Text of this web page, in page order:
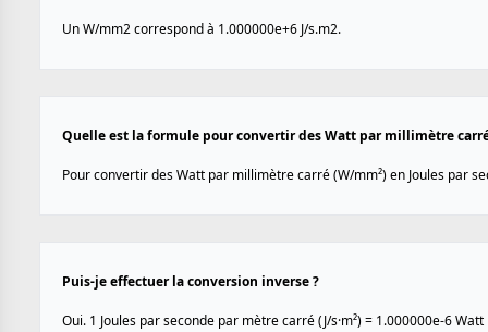
Un W/mm2 correspond à 1.000000e+6 J/s.m2.
Quelle est la formule pour convertir des Watt par millimètre carré
Pour convertir des Watt par millimètre carré (W/mm²) en Joules par
Puis-je effectuer la conversion inverse ?
Oui. 1 Joules par seconde par mètre carré (J/s·m²) = 1.000000e-6